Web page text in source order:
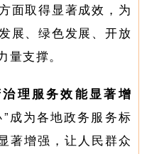
面取得显著成效，为
展、绿色发展、开放
支撑。
理服务效能显著增
”成为各地政务服务标
著增强，让人民群众